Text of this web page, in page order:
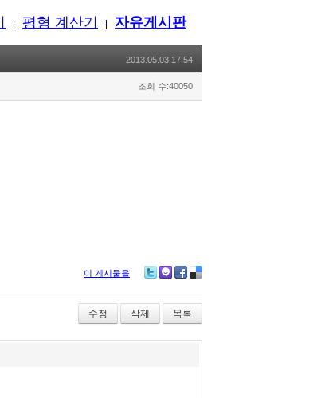
평형 계산기 자유게시판
2013.05.03 17:54
조회 수:40050
이 게시물을
수정 삭제 목록